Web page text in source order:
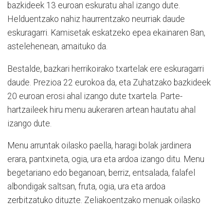
bazkideek 13 euroan eskuratu ahal izango dute.
Helduentzako nahiz haurrentzako neurriak daude
eskuragarri. Kamisetak eskatzeko epea ekainaren 8an,
astelehenean, amaituko da.
Bestalde, bazkari herrikoirako txartelak ere eskuragarri
daude. Prezioa 22 eurokoa da, eta Zuhatzako bazkideek
20 euroan erosi ahal izango dute txartela. Parte-
hartzaileek hiru menu aukeraren artean hautatu ahal
izango dute.
Menu arruntak oilasko paella, haragi bolak jardinera
erara, pantxineta, ogia, ura eta ardoa izango ditu. Menu
begetariano edo beganoan, berriz, entsalada, falafel
albondigak saltsan, fruta, ogia, ura eta ardoa
zerbitzatuko dituzte. Zeliakoentzako menuak oilasko